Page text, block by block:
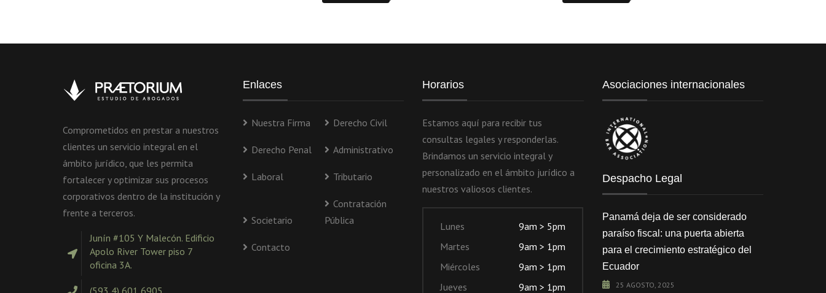
Comprometidos en prestar a nuestros
clientes un servicio integral en el
ámbito jurídico, que les permita
fortalecer y optimizar sus procesos
corporativos dentro de la institución y
frente a terceros.
Junín #105 Y Malecón. Edificio
Apolo River Tower piso 7
oficina 3A.
Enlaces
Nuestra Firma Derecho Civil
Derecho Penal Administrativo
Laboral Tributario
Societario
Contratación
Pública
Contacto
Horarios
Estamos aquí para recibir tus
consultas legales y responderlas.
Brindamos un servicio integral y
personalizado en el ámbito jurídico a
nuestros valiosos clientes.
Lunes
9am > 5pm
Martes
9am > 1pm
Miércoles
9am > 1pm
Jueves
9am > 1pm
Asociaciones internacionales
Despacho Legal
Panamá deja de ser considerado
paraíso fiscal: una puerta abierta
para el crecimiento estratégico del
Ecuador
25 AGOSTO, 2025